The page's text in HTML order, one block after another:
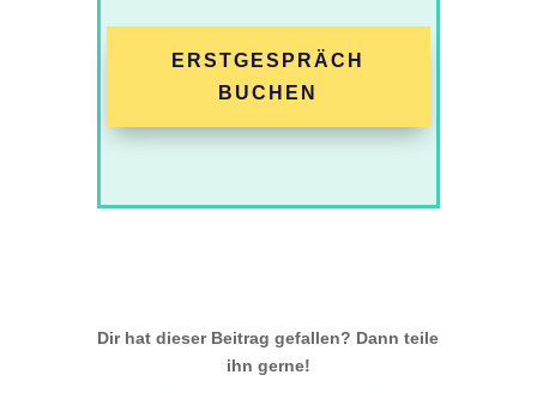
ERSTGESPRÄCH
BUCHEN
Dir hat dieser Beitrag gefallen? Dann teile
ihn gerne!